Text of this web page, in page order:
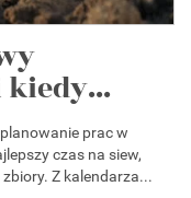
kiedy...
prac w
czas na siew,
Z kalendarza...